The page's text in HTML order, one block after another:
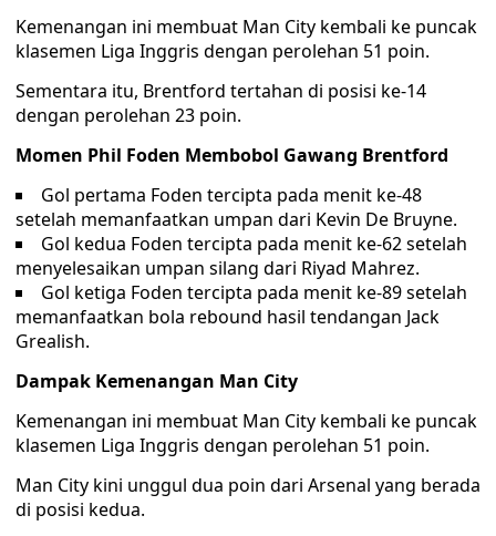
Kemenangan ini membuat Man City kembali ke puncak
klasemen Liga Inggris dengan perolehan 51 poin.
Sementara itu, Brentford tertahan di posisi ke-14
dengan perolehan 23 poin.
Momen Phil Foden Membobol Gawang Brentford
Gol pertama Foden tercipta pada menit ke-48
setelah memanfaatkan umpan dari Kevin De Bruyne.
Gol kedua Foden tercipta pada menit ke-62 setelah
menyelesaikan umpan silang dari Riyad Mahrez.
Gol ketiga Foden tercipta pada menit ke-89 setelah
memanfaatkan bola rebound hasil tendangan Jack
Grealish.
Dampak Kemenangan Man City
Kemenangan ini membuat Man City kembali ke puncak
klasemen Liga Inggris dengan perolehan 51 poin.
Man City kini unggul dua poin dari Arsenal yang berada
di posisi kedua.